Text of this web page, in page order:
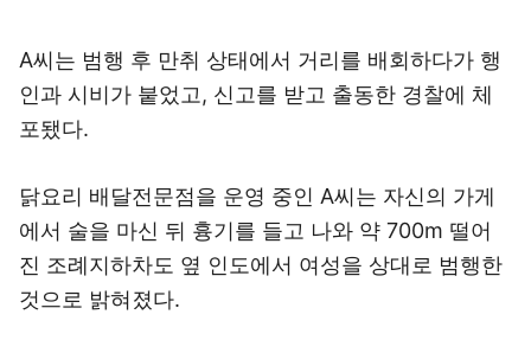
A씨는 범행 후 만취 상태에서 거리를 배회하다가 행
인과 시비가 붙었고, 신고를 받고 출동한 경찰에 체
포됐다.
닭요리 배달전문점을 운영 중인 A씨는 자신의 가게
에서 술을 마신 뒤 흉기를 들고 나와 약 700m 떨어
진 조례지하차도 옆 인도에서 여성을 상대로 범행한
것으로 밝혀졌다.